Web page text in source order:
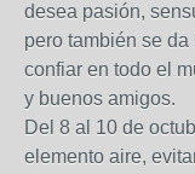
desea pasión,
pero también se
confiar en todo el
y buenos amigos.
Del 8 al 10 de
elemento aire,